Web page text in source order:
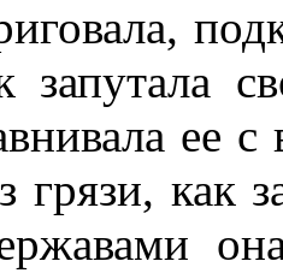
запутала
ее
грязи, как